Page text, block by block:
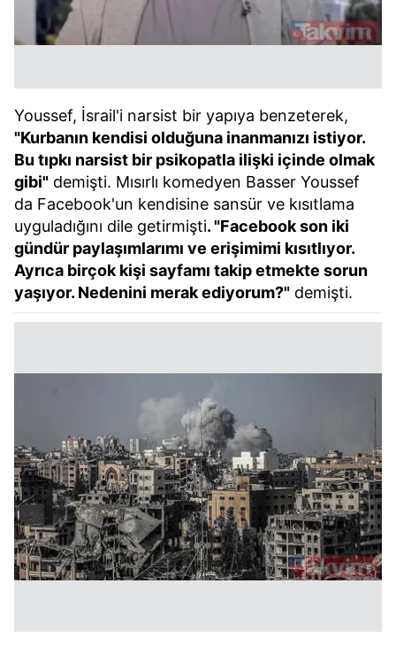
Youssef, İsrail'i narsist bir yapıya benzeterek,
"Kurbanın kendisi olduğuna inanmanızı istiyor.
Bu tıpkı narsist bir psikopatla ilişki içinde olmak
gibi" demişti. Mısırlı komedyen Basser Youssef
da Facebook'un kendisine sansür ve kısıtlama
uyguladığını dile getirmişti. "Facebook son iki
gündür paylaşımlarımı ve erişimimi kısıtlıyor.
Ayrıca birçok kişi sayfamı takip etmekte sorun
yaşıyor. Nedenini merak ediyorum?" demişti.